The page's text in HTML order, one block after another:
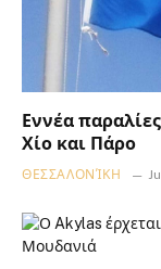
Εννέα
Χίο και Πάρο
ΘΕΣΣΑΛΟΝΊΚΗ